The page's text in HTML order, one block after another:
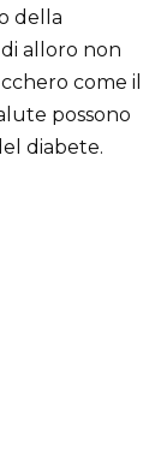
della
alloro non
come il
possono
diabete.